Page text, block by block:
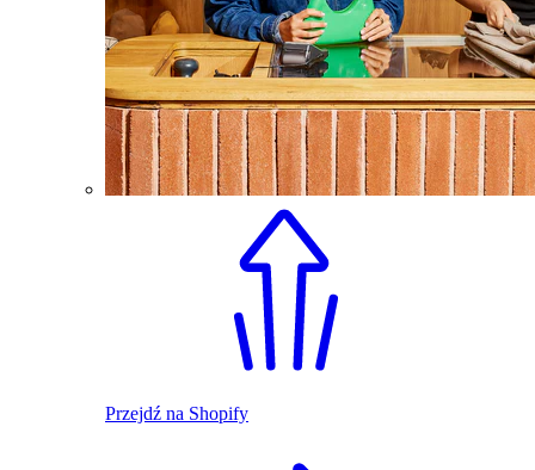
Przejdź na Shopify